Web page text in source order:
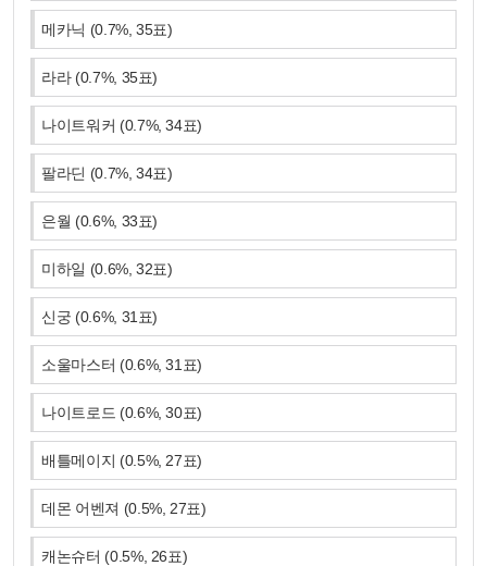
메카닉 (0.7%,35표)
라라 (0.7%, 35표)
나이트워커 (0.7%,34표)
팔라딘 (0.7%,34표)
은월 (0.6%, 33표)
미하일 (0.6%,32표)
신궁 (0.6%, 31 표)
소울마스터 (0.6%,31 표)
나이트로드 (0.6%,30표)
배틀메이지 (0.5%, 27표)
데몬 어벤져 (0.5%, 27표)
캐논슈터 (0.5%, 26표)